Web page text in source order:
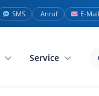
SMS Anruf E-Mail
Service